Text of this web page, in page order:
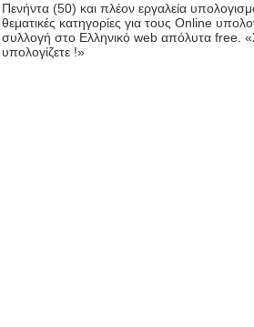
Πενήντα (50) και πλέον εργαλεία
θεματικές κατηγορίες για τους Online
συλλογή στο Ελληνικό web απόλυτα free.
υπολογίζετε !»